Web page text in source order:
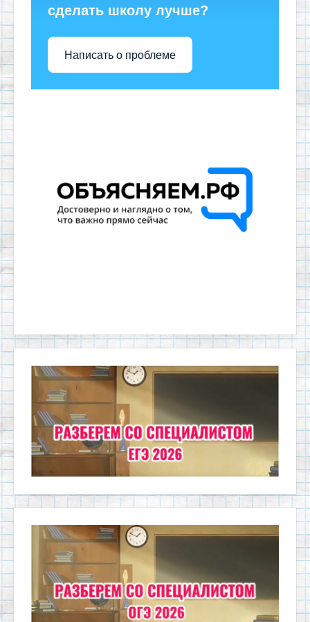
сделать школу лучше?
Написать о проблеме